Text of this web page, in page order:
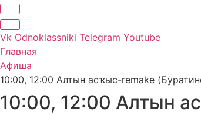
Vk Odnoklassniki Telegram Youtube
Главная
Афиша
10:00, 12:00 Алтын асҡыс-remake
10:00, 12:00 Алтын